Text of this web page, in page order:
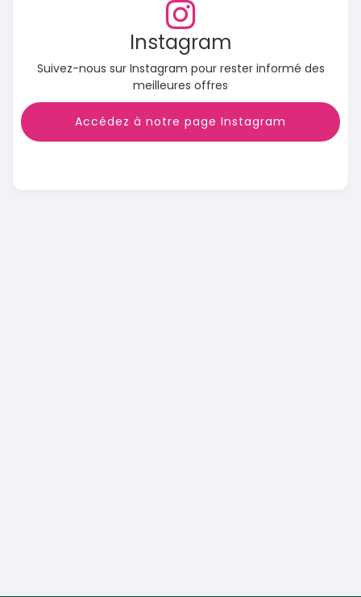
Instagram
Suivez-nous sur Instagram pour rester informé des
meilleures offres
Accédez à notre page Instagram